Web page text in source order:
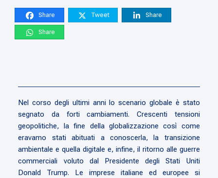
Share Tweet Share
Share
Nel corso degli ultimi anni lo scenario globale è stato
segnato da forti cambiamenti. Crescenti tensioni
geopolitiche, la fine della globalizzazione così come
eravamo stati abituati a conoscerla, la transizione
ambientale e quella digitale e, infine, il ritorno alle guerre
commerciali voluto dal Presidente degli Stati Uniti
Donald Trump. Le imprese italiane ed europee si